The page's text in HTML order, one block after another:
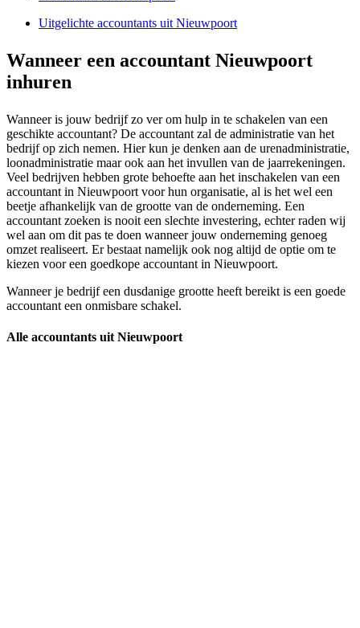
Uitgelichte accountants uit Nieuwpoort
Wanneer een accountant Nieuwpoort
inhuren
Wanneer is jouw bedrijf zo ver om hulp in te schakelen van een
geschikte accountant? De accountant zal de administratie van het
bedrijf op zich nemen. Hier kun je denken aan de urenadministratie,
loonadministratie maar ook aan het invullen van de jaarrekeningen.
Veel bedrijven hebben grote behoefte aan het inschakelen van een
accountant in Nieuwpoort voor hun organisatie, al is het wel een
beetje afhankelijk van de grootte van de onderneming. Een
accountant zoeken is nooit een slechte investering, echter raden wij
wel aan om dit pas te doen wanneer jouw onderneming genoeg
omzet realiseert. Er bestaat namelijk ook nog altijd de optie om te
kiezen voor een goedkope accountant in Nieuwpoort.
Wanneer je bedrijf een dusdanige grootte heeft bereikt is een goede
accountant een onmisbare schakel.
Alle accountants uit Nieuwpoort